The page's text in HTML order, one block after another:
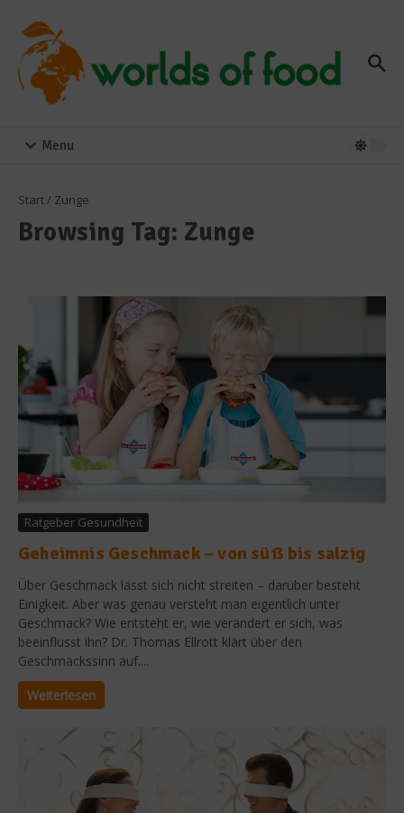
Menu
Start/ Zunge
Browsing Tag: Zunge
Ratgeber Gesundheit
Geheimnis Geschmack – von süß bis salzig
Über Geschmack lässt sich nicht streiten – darüber besteht
Einigkeit. Aber was genau versteht man eigentlich unter
Geschmack? Wie entsteht er, wie verändert er sich, was
beeinflusst ihn? Dr. Thomas Ellrott klärt über den
Geschmackssinn auf....
Weiterlesen